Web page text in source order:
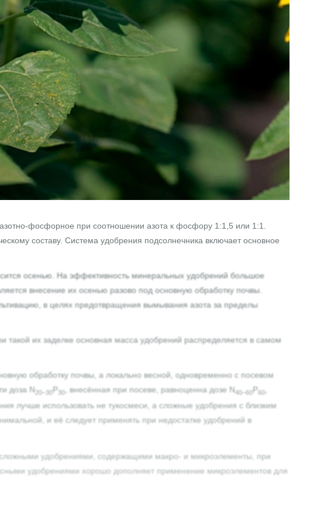
фосфорное при соотношении азота к фосфору 1:1,5 или 1:1.
составу. Система удобрения подсолнечника включает основное
осенью. На эффективность минеральных удобрений большое
внесение их осенью разово под основную обработку почвы.
в целях предотвращения вымывания азота за пределы
их заделке основная масса удобрений распределяется в самом
обработку почвы, а локально весной, одновременно с посевом
доза N20–30 P 30, внесённая при посеве, равноценна дозе N40–60 P60,
лучше использовать не тукосмеси, а сложные удобрения с близким
и её следует применять при недостатке удобрений в
сложными удобрениями, содержащими макро- и микроэлементы, при
удобрениями хорошо дополняет применение микроэлементов для